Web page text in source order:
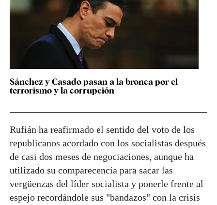
Sánchez y Casado pasan a la bronca por el
terrorismo y la corrupción
Rufián ha reafirmado el sentido del voto de los
republicanos acordado con los socialistas después
de casi dos meses de negociaciones, aunque ha
utilizado su comparecencia para sacar las
vergüenzas del líder socialista y ponerle frente al
espejo recordándole sus "bandazos" con la crisis